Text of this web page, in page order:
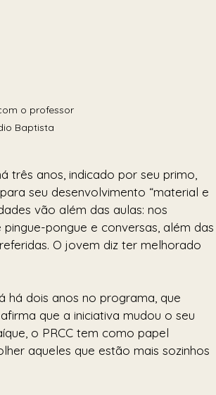
o professor
Baptista
três anos, indicado por seu primo,
seu desenvolvimento “material e
vão além das aulas: nos
pongue e conversas, além das
O jovem diz ter melhorado
há dois anos no programa, que
que a iniciativa mudou o seu
o PRCC tem como papel
aqueles que estão mais sozinhos